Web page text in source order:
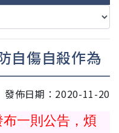
自傷自殺作為
發佈日期：2020-11-20
一則公告，煩